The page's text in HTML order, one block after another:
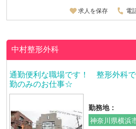
求人を保存 電
中村整形外科
通勤便利な職場です！ 整形外科
勤のみのお仕事☆
勤務地：
神奈川県横浜